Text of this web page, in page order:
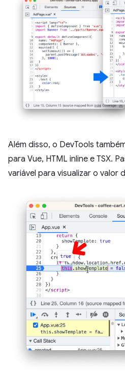
Além disso, o DevTools
para Vue, HTML inline e TSX.
variável para visualizar o valor